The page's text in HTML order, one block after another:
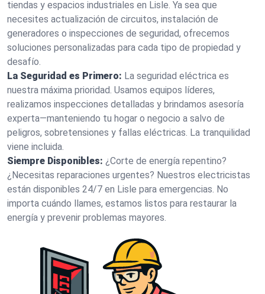
tiendas y espacios industriales en Lisle. Ya sea que
necesites actualización de circuitos, instalación de
generadores o inspecciones de seguridad, ofrecemos
soluciones personalizadas para cada tipo de propiedad y
desafío.
La Seguridad es Primero: La seguridad eléctrica es
nuestra máxima prioridad. Usamos equipos líderes,
realizamos inspecciones detalladas y brindamos asesoría
experta—manteniendo tu hogar o negocio a salvo de
peligros, sobretensiones y fallas eléctricas. La tranquilidad
viene incluida.
Siempre Disponibles: ¿Corte de energía repentino?
¿Necesitas reparaciones urgentes? Nuestros electricistas
están disponibles 24/7 en Lisle para emergencias. No
importa cuándo llames, estamos listos para restaurar la
energía y prevenir problemas mayores.